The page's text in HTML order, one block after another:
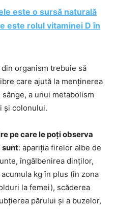
este o sursă naturală
este rolul vitaminei D în
organism trebuie să
care ajută la menținerea
a unui metabolism
și colonului.
pe care le poți observa
sunt: apariția firelor albe de
îngălbenirea dinților,
kg în plus (în zona
la femei), scăderea
părului și a buzelor,